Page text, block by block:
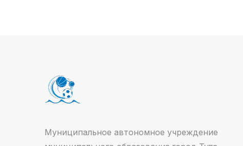
Муниципальное автономное учреждение